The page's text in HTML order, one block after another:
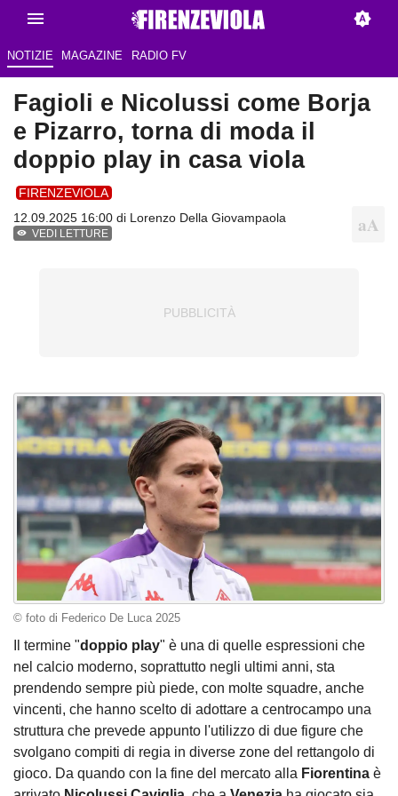
NOTIZIE MAGAZINE RADIO FV
Fagioli e Nicolussi come Borja
e Pizarro, torna di moda il
doppio play in casa viola
FIRENZEVIOLA
12.09.2025 16:00 di Lorenzo Della Giovampaola
VEDI LETTURE
© foto di Federico De Luca 2025
Il termine "doppio play" è una di quelle espressioni che
nel calcio moderno, soprattutto negli ultimi anni, sta
prendendo sempre più piede, con molte squadre, anche
vincenti, che hanno scelto di adottare a centrocampo una
struttura che prevede appunto l'utilizzo di due figure che
svolgano compiti di regia in diverse zone del rettangolo di
gioco. Da quando con la fine del mercato alla Fiorentina è